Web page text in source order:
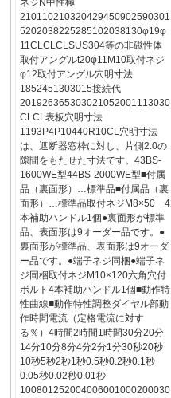
ネジN中性極
210110210320429450902590301
5202038225285102038130φ19φ
11CLCLCLSUS304等の非磁性体
取付アングルt20φ11M10取付ネジ
φ12取付アングル穴明寸法
1852451303015接続代
201926365303021052001113030
CLCL表板穴明寸法
1193P4P10440R10CL穴明寸法
は、遮断器窓枠に対し、片側2.0の
隙間をもたせた寸法です。43BS-
1600WE型44BS-2000WE型■付属
品（裏面形）…標準品■付属品（裏
面形）…標準品取付ネジM8×50 4
本補助ハンドル1個●裏面形が標準
品、表面形は9オーダー品です。●
裏面形が標準品、表面形は9オーダ
ー品です。●端子ネジ同梱●端子ネ
ジ同梱取付ネジM10×120六角穴付
ボルト4本補助ハンドル1個■動作特
性曲線■動作特性調整ダイヤル部動
作時間電流（定格電流に対す
る％）4時間2時間1時間30分20分
14分10分8分4分2分1分30秒20秒
10秒5秒2秒1秒0.5秒0.2秒0.1秒
0.05秒0.02秒0.01秒
100801252004006001000200030